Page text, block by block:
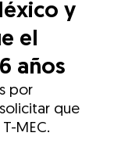
y
el
años
por
que
MEC.